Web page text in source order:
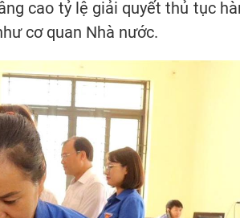
cao tỷ lệ giải quyết thủ tục
cơ quan Nhà nước.